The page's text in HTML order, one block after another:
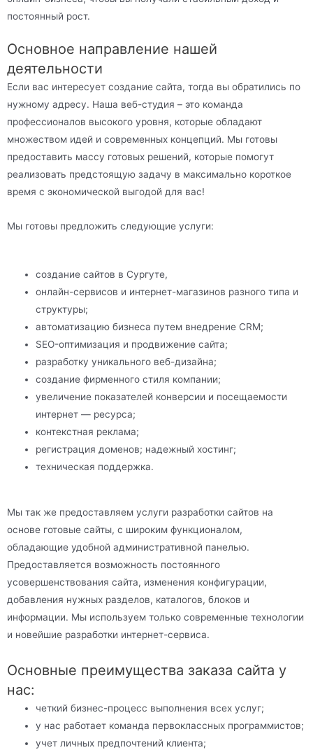
постоянный рост.
Основное направление нашей
деятельности
Если вас интересует создание сайта, тогда вы обратились по
нужному адресу. Наша веб-студия – это команда
профессионалов высокого уровня, которые обладают
множеством идей и современных концепций. Мы готовы
предоставить массу готовых решений, которые помогут
реализовать предстоящую задачу в максимально короткое
время с экономической выгодой для вас!
Мы готовы предложить следующие услуги:
создание сайтов в Сургуте,
онлайн-сервисов и интернет-магазинов разного типа и
структуры;
автоматизацию бизнеса путем внедрение CRM;
SEO-оптимизация и продвижение сайта;
разработку уникального веб-дизайна;
создание фирменного стиля компании;
увеличение показателей конверсии и посещаемости
интернет — ресурса;
контекстная реклама;
регистрация доменов; надежный хостинг;
техническая поддержка.
Мы так же предоставляем услуги разработки сайтов на
основе готовые сайты, с широким функционалом,
обладающие удобной административной панелью.
Предоставляется возможность постоянного
усовершенствования сайта, изменения конфигурации,
добавления нужных разделов, каталогов, блоков и
информации. Мы используем только современные технологии
и новейшие разработки интернет-сервиса.
Основные преимущества заказа сайта у
нас:
четкий бизнес-процесс выполнения всех услуг;
у нас работает команда первоклассных программистов;
учет личных предпочтений клиента;